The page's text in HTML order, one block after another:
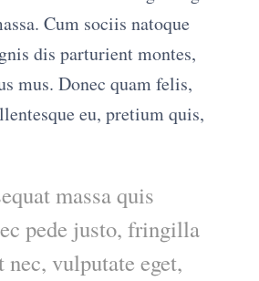
Cum sociis natoque
dis parturient montes,
mus. Donec quam felis,
eu, pretium quis,
massa quis
pede justo, fringilla
vulputate eget,